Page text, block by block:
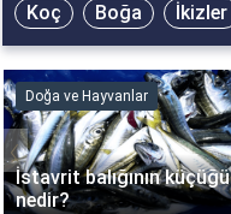
Koç Boğa İkizler
Doğa ve Hayvanlar
İstavrit balığının küçüğü
nedir?
‹